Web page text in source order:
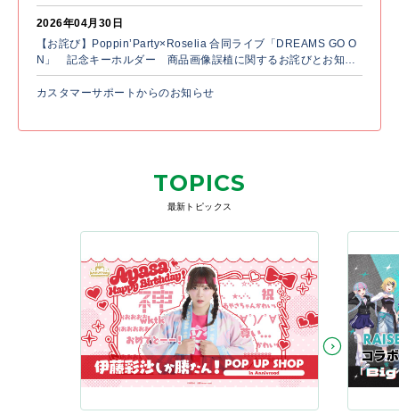
2026年04月30日
【お詫び】Poppin’Party×Roselia 合同ライブ「DREAMS GO O
N」 記念キーホルダー 商品画像誤植に関するお詫びとお知ら
せ
カスタマーサポートからのお知らせ
TOPICS
最新トピックス